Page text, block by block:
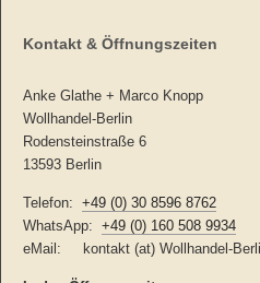
Kontakt & Öffnungszeiten
Anke Glathe + Marco Knopp
Wollhandel-Berlin
Rodensteinstraße 6
13593 Berlin
Telefon: +49 (0) 30 8596 8762
WhatsApp: +49 (0) 160 508 9934
eMail: kontakt (at) Wollhandel-